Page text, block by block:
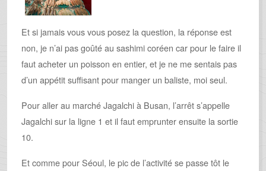
Et si jamais vous vous posez la question, la réponse est
non, je n’ai pas goûté au sashimi coréen car pour le faire il
faut acheter un poisson en entier, et je ne me sentais pas
d’un appétit suffisant pour manger un baliste, moi seul.
Pour aller au marché Jagalchi à Busan, l’arrêt s’appelle
Jagalchi sur la ligne 1 et il faut emprunter ensuite la sortie
10.
Et comme pour Séoul, le pic de l’activité se passe tôt le